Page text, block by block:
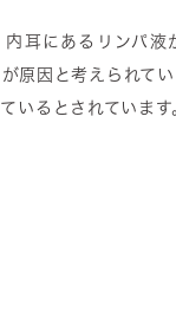
内耳にあるリンパ液
が原因と考えられて
いるとされています